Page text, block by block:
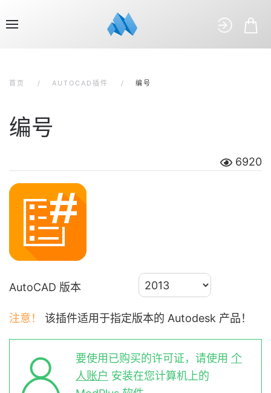
首页 AUTOCAD插件 编号
编号
6920
AutoCAD 版本
注意！ 该插件适用于指定版本的 Autodesk 产品！
要使用已购买的许可证，请使用 个
人账户 安装在您计算机上的